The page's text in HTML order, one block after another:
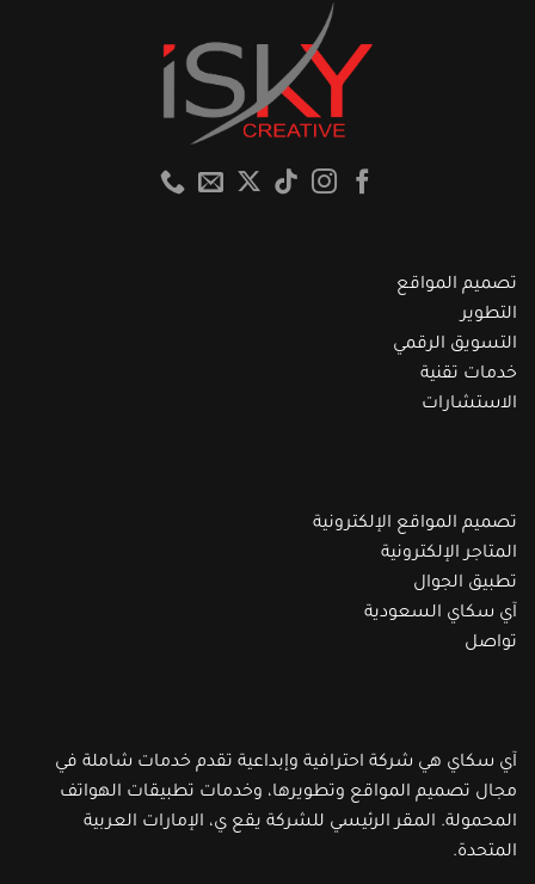
تصميم المواقع
التطوير
التسويق الرقمي
خدمات تقنية
الاستشارات
تصميم المواقع الإلكترونية
المتاجر الإلكترونية
تطبيق الجوال
آي سكاي السعودية
تواصل
آي سكاي هي شركة احترافية وإبداعية تقدم خدمات شاملة في
مجال تصميم المواقع وتطويرها، وخدمات تطبيقات الهواتف
المحمولة. المقر الرئيسي للشركة يقع ي، الإمارات العربية
المتحدة.